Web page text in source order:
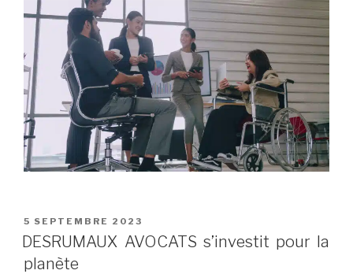
5 SEPTEMBRE 2023
DESRUMAUX AVOCATS s’investit pour la
planète